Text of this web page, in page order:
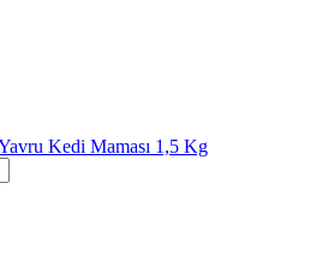
Kedi Maması 1,5 Kg